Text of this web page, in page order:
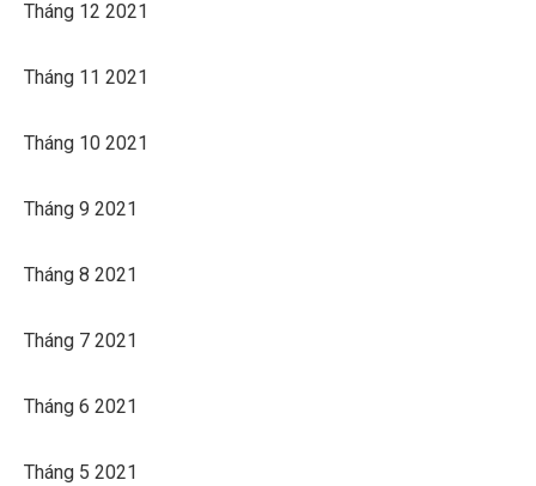
Tháng 12 2021
Tháng 11 2021
Tháng 10 2021
Tháng 9 2021
Tháng 8 2021
Tháng 7 2021
Tháng 6 2021
Tháng 5 2021